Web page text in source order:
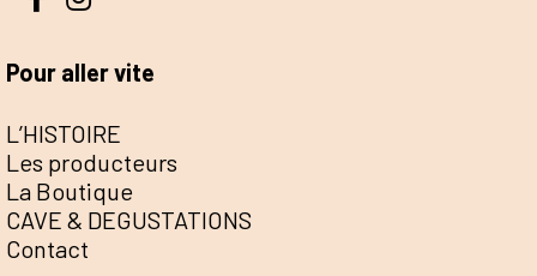
Pour aller vite
L’HISTOIRE
Les producteurs
La Boutique
CAVE & DEGUSTATIONS
Contact